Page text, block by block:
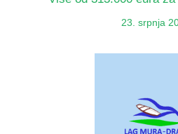
23. srpnja